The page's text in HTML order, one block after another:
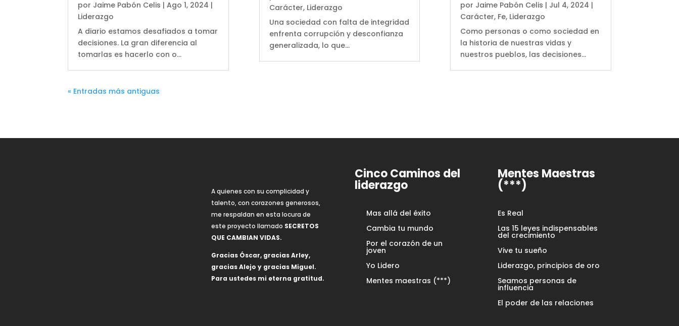
por Jaime Pabón Celis |Ago 1, 2024 |
Liderazgo
A diario estamos desafiados a tomar
decisiones. La gran diferencia al
tomarlas es hacerlo con o...
Carácter, Liderazgo
Una sociedad con falta de integridad
enfrenta corrupción y desconfianza
generalizada, lo que...
por Jaime Pabón Celis | Jul 4, 2024 |
Carácter, Fe, Liderazgo
Como personas o como sociedad en
la historia de nuestras vidas y
nuestros pueblos, las decisiones...
« Entradas más antiguas
A quienes con su complicidad y
talento, con corazones generosos,
me respaldan en esta locura de
este proyecto llamado SECRETOS
QUE CAMBIAN VIDAS.
Gracias Óscar, gracias Arley,
gracias Alejo y gracias Miguel.
Para ustedes mi eterna gratitud.
Cinco Caminos del
liderazgo
Mas allá del éxito
Cambia tu mundo
Por el corazón de un
joven
Yo Lidero
Mentes maestras (***)
Mentes Maestras
(***)
Es Real
Las 15 leyes indispensables
del crecimiento
Vive tu sueño
Liderazgo, principios de oro
Seamos personas de
influencia
El poder de las relaciones